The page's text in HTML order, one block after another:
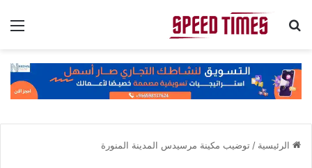
بحث عن
الرئيسية / توضيب مكينة مرسيدس المدينة المنورة